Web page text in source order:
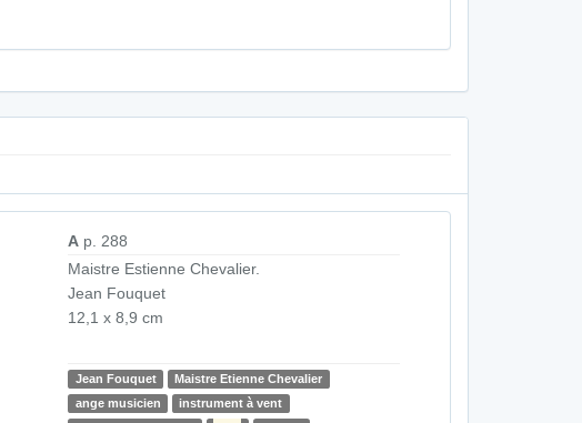
A p. 288
Maistre Estienne Chevalier.
Jean Fouquet
12,1 x 8,9 cm
Jean Fouquet
Maistre Etienne Chevalier
ange musicien
instrument à vent